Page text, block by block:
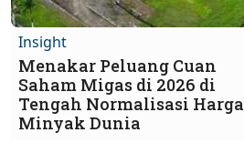
Insight
Menakar Peluang Cuan
Saham Migas di 2026 di
Tengah Normalisasi Harga
Minyak Dunia